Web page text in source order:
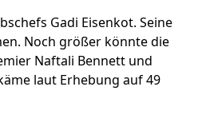
Gadi Eisenkot. Seine
Noch größer könnte die
Naftali Bennett und
laut Erhebung auf 49